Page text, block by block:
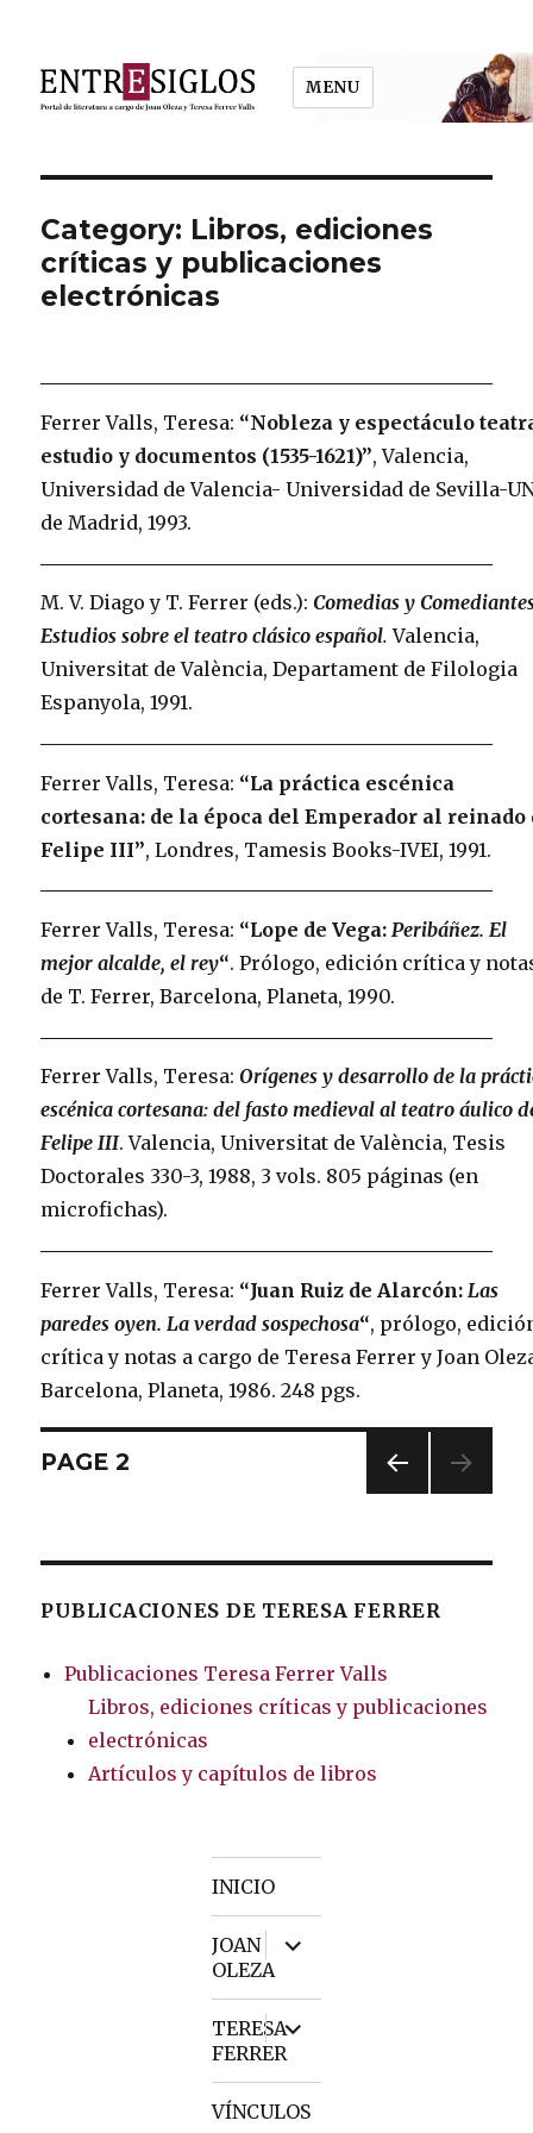
MENU
Category: Libros, ediciones
críticas y publicaciones
electrónicas
Ferrer Valls, Teresa: “Nobleza y espectáculo
estudio y documentos (1535-1621)”, Valencia,
Universidad de Valencia- Universidad de Sevilla-
de Madrid, 1993.
M. V. Diago y T. Ferrer (eds.):Comedias y
Estudios sobre el teatro clásico español. Valencia,
Universitat de València, Departament de Filologia
Espanyola, 1991.
Ferrer Valls, Teresa: “La práctica escénica
cortesana: de la época del Emperador al reinado
Felipe III”, Londres, Tamesis Books-IVEI, 1991.
Ferrer Valls, Teresa: “Lope de Vega: Peribáñez. El
mejor alcalde, el rey“. Prólogo, edición crítica y
de T. Ferrer, Barcelona, Planeta, 1990.
Ferrer Valls, Teresa:Orígenes y desarrollo de la
escénica cortesana: del fasto medieval al teatro áulico
Felipe III. Valencia, Universitat de València, Tesis
Doctorales 330-3, 1988, 3 vols. 805 páginas (en
microfichas).
Ferrer Valls, Teresa: “Juan Ruiz de Alarcón: Las
paredes oyen. La verdad sospechosa“, prólogo,
crítica y notas a cargo de Teresa Ferrer y Joan
Barcelona, Planeta, 1986. 248 pgs.
Posts
E
PAGE 2
PUBLICACIONES DE TERESA FERRER
Publicaciones Teresa Ferrer Valls
Libros, ediciones críticas y publicaciones
electrónicas
Artículos y capítulos de libros
INICIO
JOAN
OLEZA
expand
child
menu
TERESA
FERRER
expand
child
menu
VÍNCULOS